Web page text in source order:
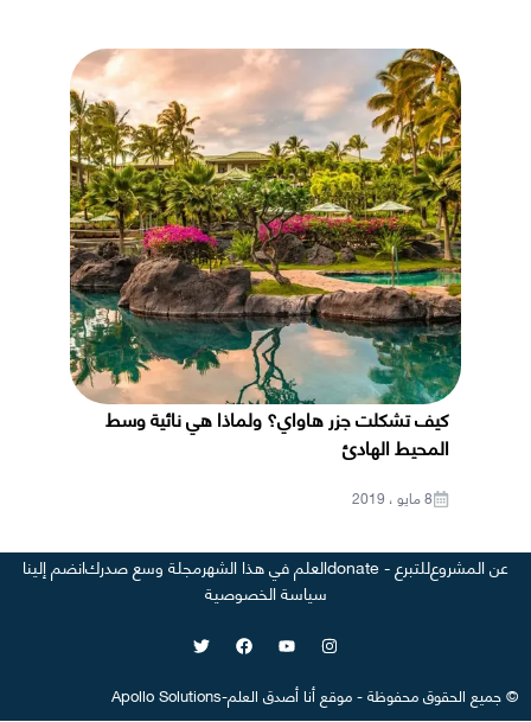
كيف تشكلت جزر هاواي؟ ولماذا هي نائية وسط
المحيط الهادئ
8 مايو ، 2019
عن المشروعللتبرع - donate العلم في هذا الشهرمجلة وسع صدركانضم إلينا
سياسة الخصوصية
©جميع الحقوق محفوظة-موقعأنا أصدق العلم-
Apollo Solutions